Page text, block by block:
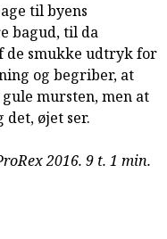
til byens
bagud, til da
de smukke udtryk for
og begriber, at
mursten, men at
øjet ser.
2016. 9 t. 1 min.